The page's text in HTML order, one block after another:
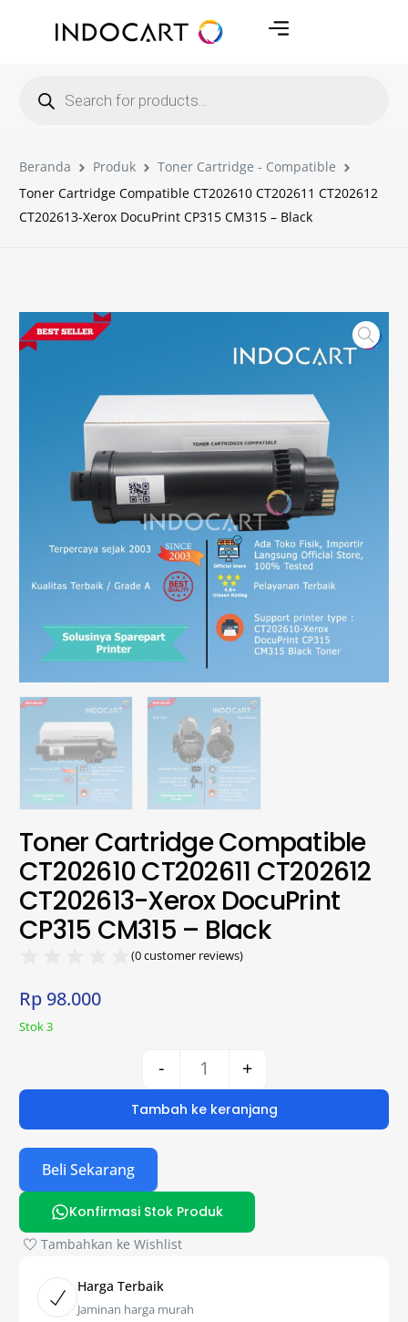
Beranda Produk
Toner Cartridge - Compatible
Toner Cartridge Compatible CT202610 CT202611 CT202612
CT202613-Xerox DocuPrint CP315 CM315 – Black
Toner Cartridge Compatible
CT202610 CT202611 CT202612
CT202613-Xerox DocuPrint
CP315 CM315 – Black
(0customer reviews)
Rp 98.000
Stok 3
- +
Tambah ke keranjang
Beli Sekarang
Konfirmasi Stok Produk
Tambahkan ke Wishlist
Harga Terbaik
Jaminan harga murah